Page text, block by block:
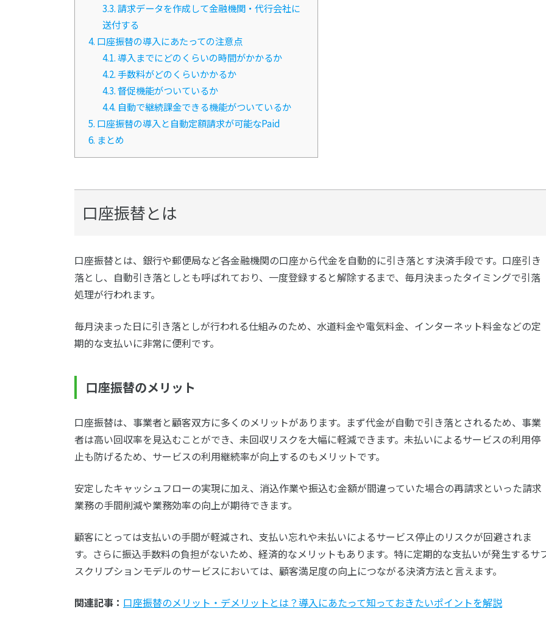
3.3.請求データを作成して金融機関・代行会社に
送付する
4. 口座振替の導入にあたっての注意点
4.1.導入までにどのくらいの時間がかかるか
4.2.手数料がどのくらいかかるか
4.3.督促機能がついているか
4.4. 自動で継続課金できる機能がついているか
5. 口座振替の導入と自動定額請求が可能なPaid
6. まとめ
口座振替とは
口座振替とは、銀行や郵便局など各金融機関の口座から代金を自動的に引き落とす決済手段です。口座引き
落とし、自動引き落としとも呼ばれており、一度登録すると解除するまで、毎月決まったタイミングで引落
処理が行われます。
毎月決まった日に引き落としが行われる仕組みのため、水道料金や電気料金、インターネット料金などの定
期的な支払いに非常に便利です。
口座振替のメリット
口座振替は、事業者と顧客双方に多くのメリットがあります。まず代金が自動で引き落とされるため、事業
者は高い回収率を見込むことができ、未回収リスクを大幅に軽減できます。未払いによるサービスの利用停
止も防げるため、サービスの利用継続率が向上するのもメリットです。
安定したキャッシュフローの実現に加え、消込作業や振込む金額が間違っていた場合の再請求といった請求
業務の手間削減や業務効率の向上が期待できます。
顧客にとっては支払いの手間が軽減され、支払い忘れや未払いによるサービス停止のリスクが回避されま
す。さらに振込手数料の負担がないため、経済的なメリットもあります。特に定期的な支払いが発生するサ
スクリプションモデルのサービスにおいては、顧客満足度の向上につながる決済方法と言えます。
関連記事： 口座振替のメリット・デメリットとは？導入にあたって知っておきたいポイントを解説